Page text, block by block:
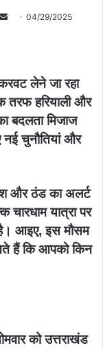
04/29/2025
लेने जा रहा
हरियाली और
बदलता मिजाज
नई चुनौतियां और
और ठंड का अलर्ट
चारधाम यात्रा पर
है। आइए, इस मौसम
हैं कि आपको किन
को उत्तराखंड